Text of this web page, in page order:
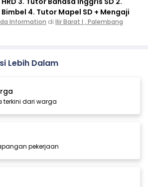
4. Tutor Mapel SD + Mengaji
Information di Ilir Barat I , Palembang
Lebih Dalam
terkini dari warga
pekerjaan